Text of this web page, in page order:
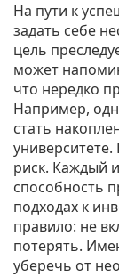
На пути к
задать себе
цель
может
что нередко
Например,
стать
риск. Каждый
способность
подходах к
правило: не
потерять.
уберечь от